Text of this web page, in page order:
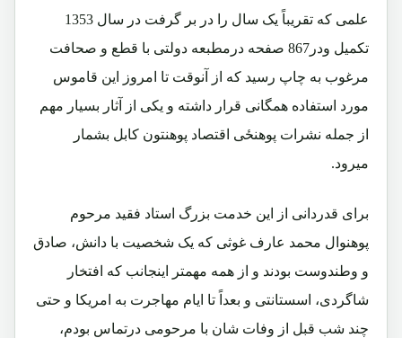
علمی که تقریباً یک سال را در بر گرفت در سال 1353
تکمیل ودر867 صفحه درمطبعه دولتی با قطع و صحافت
مرغوب به چاپ رسید که از آنوقت تا امروز این قاموس
مورد استفاده همگانی قرار داشته و یکی از آثار بسیار مهم
از جمله نشرات پوهنځی اقتصاد پوهنتون کابل بشمار
میرود.
برای قدردانی از این خدمت بزرگ استاد فقید مرحوم
پوهنوال محمد عارف غوثی که یک شخصیت با دانش، صادق
و وطندوست بودند و از همه مهمتر اینجانب که افتخار
شاگردی، اسستانتی و بعداً تا ایام مهاجرت به امریکا و حتی
چند شب قبل از وفات شان با مرحومی درتماس بودم،